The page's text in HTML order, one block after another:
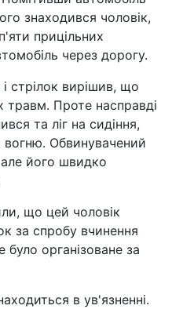
знаходився чоловік,
прицільних
через дорогу.
стрілок вирішив, що
травм. Проте насправді
та ліг на сидіння,
Обвинувачений
але його швидко
що цей чоловік
за спробу вчинення
організоване за
в ув'язненні.